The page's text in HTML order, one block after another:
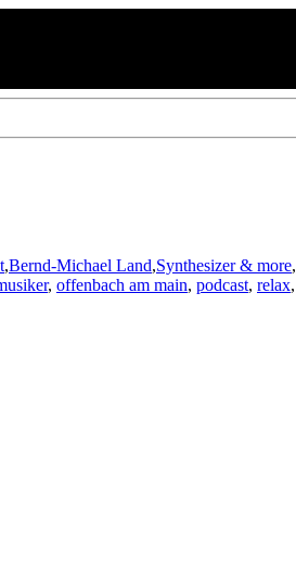
,Bernd-Michael Land,Synthesizer & more,
, offenbach am main, podcast, relax,